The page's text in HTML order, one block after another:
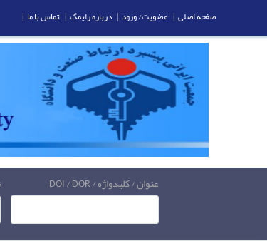
عنوان / کلیدواژه / DOI / DOR
صفحه اصلی | عضویت/ ورود | درباره رایمگ | تماس با ما |